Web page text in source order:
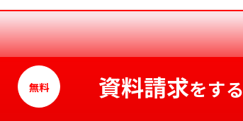
愛媛県
無料 資料請求をする